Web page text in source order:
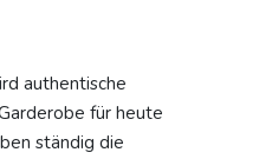
authentische
für heute
ständig die